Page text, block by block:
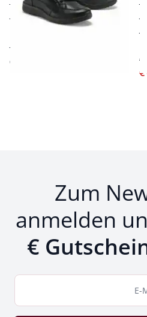
softes Hirschleder
dämpfende
€ 139,00
€
€
Zum
anmelden
€
E-